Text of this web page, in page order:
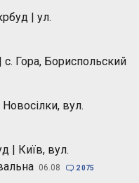
| ул.
Гора, Бориспольский
вул.
| Київ, вул.
06.08  2 075